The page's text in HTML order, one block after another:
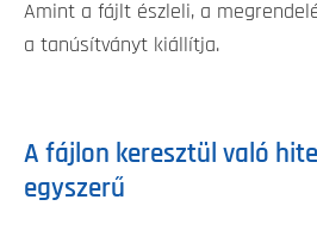
Amint a fájlt észleli, a
a tanúsítványt kiállítja.
A fájlon keresztül való
egyszerű